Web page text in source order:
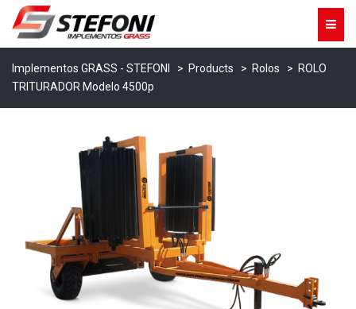
Implementos GRASS - STEFONI > Products > Rolos > ROLO
TRITURADOR Modelo 4500p